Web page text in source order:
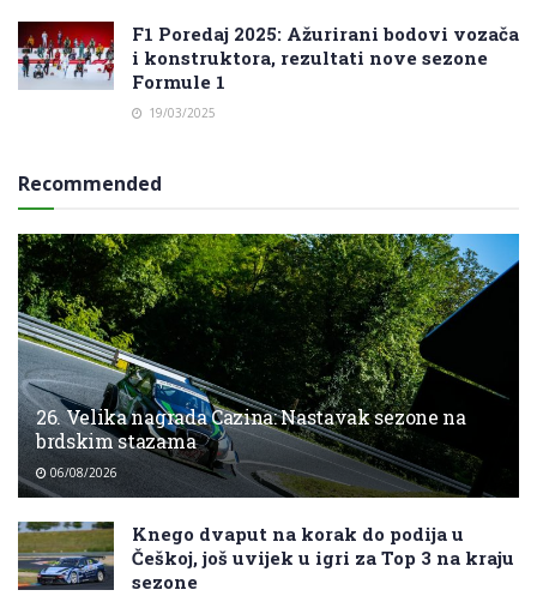
F1 Poredaj 2025: Ažurirani bodovi vozača
i konstruktora, rezultati nove sezone
Formule 1
19/03/2025
Recommended
26. Velika nagrada Cazina: Nastavak sezone na
brdskim stazama
06/08/2026
Knego dvaput na korak do podija u
Češkoj, još uvijek u igri za Top 3 na kraju
sezone